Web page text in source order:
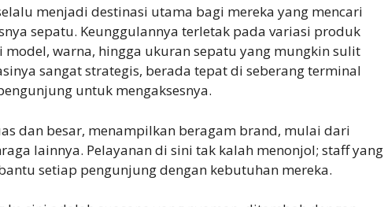
selalu menjadi destinasi utama bagi mereka yang mencari
sepatu. Keunggulannya terletak pada variasi produk
warna, hingga ukuran sepatu yang mungkin sulit
sangat strategis, berada tepat di seberang terminal
untuk mengaksesnya.
dan besar, menampilkan beragam brand, mulai dari
lainnya. Pelayanan di sini tak kalah menonjol; staff yang
setiap pengunjung dengan kebutuhan mereka.